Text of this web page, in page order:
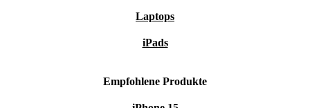
Laptops
iPads
Empfohlene Produkte